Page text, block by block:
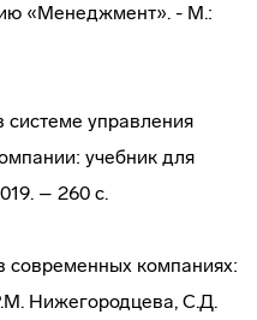
«Менеджмент». - М.:
управления
учебник для
– 260 с.
современных компаниях:
Нижегородцева, С.Д.